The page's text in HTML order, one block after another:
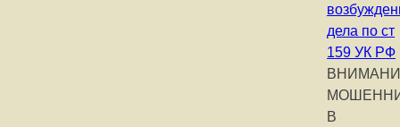
дела по ст
159 УК РФ
В